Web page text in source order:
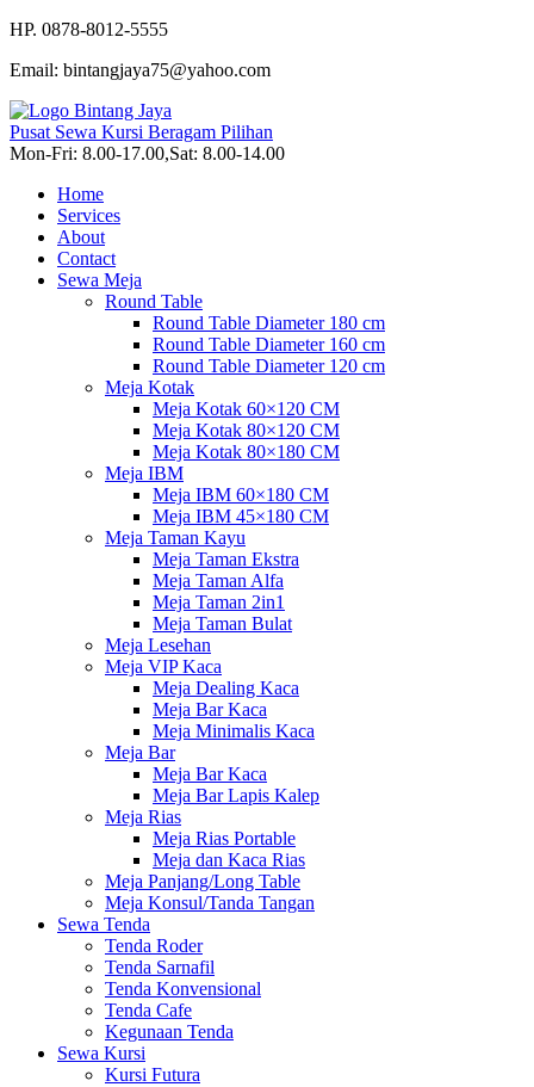
HP. 0878-8012-5555
Email: bintangjaya75@yahoo.com
Pusat Sewa Kursi Beragam Pilihan
Mon-Fri: 8.00-17.00,Sat: 8.00-14.00
Home
Services
About
Contact
Sewa Meja
Round Table
Round Table Diameter 180 cm
Round Table Diameter 160 cm
Round Table Diameter 120 cm
Meja Kotak
Meja Kotak 60×120 CM
Meja Kotak 80×120 CM
Meja Kotak 80×180 CM
Meja IBM
Meja IBM 60×180 CM
Meja IBM 45×180 CM
Meja Taman Kayu
Meja Taman Ekstra
Meja Taman Alfa
Meja Taman 2in1
Meja Taman Bulat
Meja Lesehan
Meja VIP Kaca
Meja Dealing Kaca
Meja Bar Kaca
Meja Minimalis Kaca
Meja Bar
Meja Bar Kaca
Meja Bar Lapis Kalep
Meja Rias
Meja Rias Portable
Meja dan Kaca Rias
Meja Panjang/Long Table
Meja Konsul/Tanda Tangan
Sewa Tenda
Tenda Roder
Tenda Sarnafil
Tenda Konvensional
Tenda Cafe
Kegunaan Tenda
Sewa Kursi
Kursi Futura